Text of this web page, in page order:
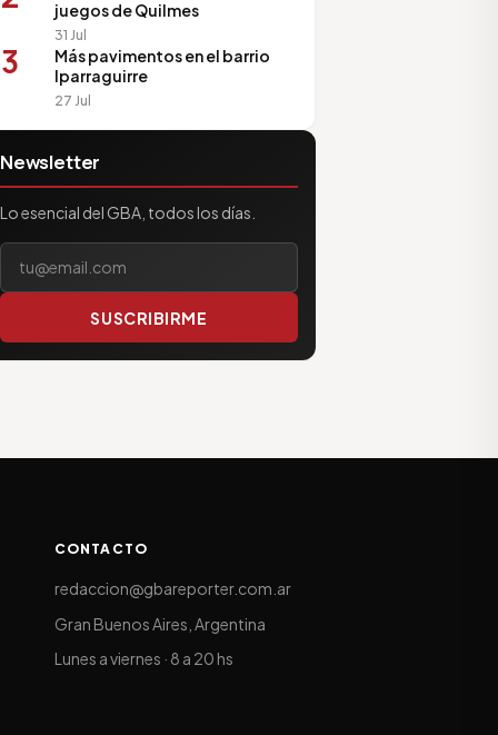
juegos de Quilmes
31 Jul
3
Más pavimentos en el barrio
Iparraguirre
27 Jul
Newsletter
Lo esencial del GBA, todos los días.
Tu correo electrónico
SUSCRIBIRME
CONTACTO
redaccion@gbareporter.com.ar
Gran Buenos Aires, Argentina
Lunes a viernes · 8 a 20 hs